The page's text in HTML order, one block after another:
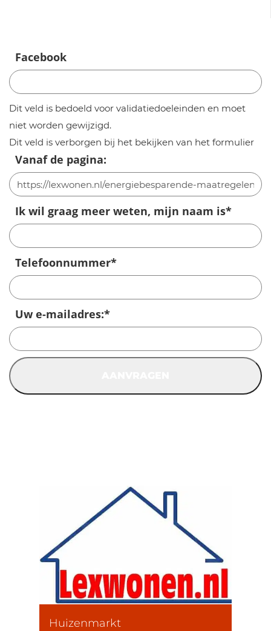
Facebook
Dit veld is bedoeld voor validatiedoeleinden en moet
niet worden gewijzigd.
Dit veld is verborgen bij het bekijken van het formulier
Vanaf de pagina:
Ik wil graag meer weten, mijn naam is*
Telefoonnummer*
Uw e-mailadres:*
Huizenmarkt